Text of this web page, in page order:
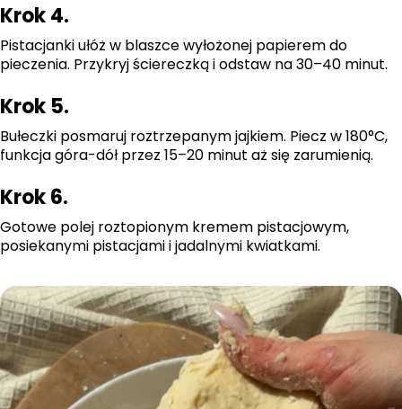
Krok 4.
Pistacjanki ułóż w blaszce wyłożonej papierem do
pieczenia. Przykryj ściereczką i odstaw na 30–40 minut.
Krok 5.
Bułeczki posmaruj roztrzepanym jajkiem. Piecz w 180°C,
funkcja góra-dół przez 15–20 minut aż się zarumienią.
Krok 6.
Gotowe polej roztopionym kremem pistacjowym,
posiekanymi pistacjami i jadalnymi kwiatkami.